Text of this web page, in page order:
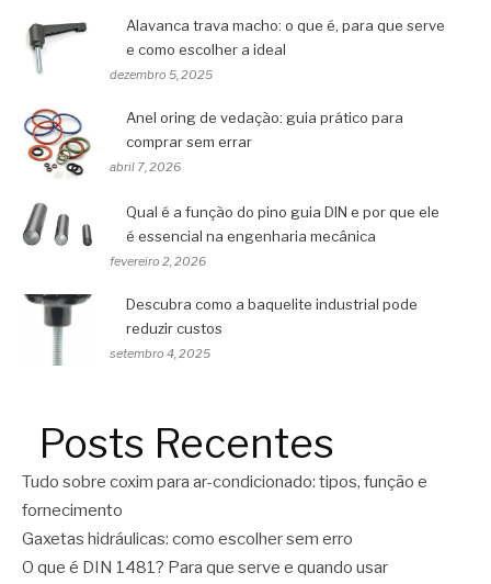
Alavanca trava macho: o que é, para que serve
e como escolher a ideal
dezembro 5, 2025
Anel oring de vedação: guia prático para
comprar sem errar
abril 7, 2026
Qual é a função do pino guia DIN e por que ele
é essencial na engenharia mecânica
fevereiro 2, 2026
Descubra como a baquelite industrial pode
reduzir custos
setembro 4, 2025
Posts Recentes
Tudo sobre coxim para ar-condicionado: tipos, função e
fornecimento
Gaxetas hidráulicas: como escolher sem erro
O que é DIN 1481? Para que serve e quando usar